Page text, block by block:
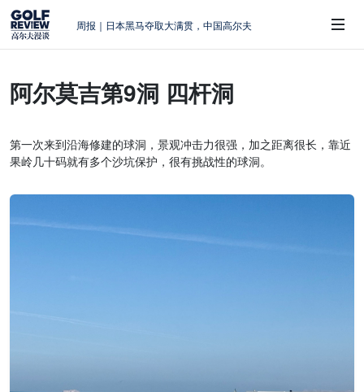
周报｜日本黑马夺取大满贯，中国高尔夫
AIG英国女子公开赛，一场大满贯的50年
蜕变
龙
查莉·赫尔：不断制造“麻烦”的流量明星
Menu
阿尔莫吉第9洞 四杆洞
第一次来到沿海修建的球洞，景观冲击力很强，加之距离很长，靠近
果岭几十码就有多个沙坑保护，很有挑战性的球洞。